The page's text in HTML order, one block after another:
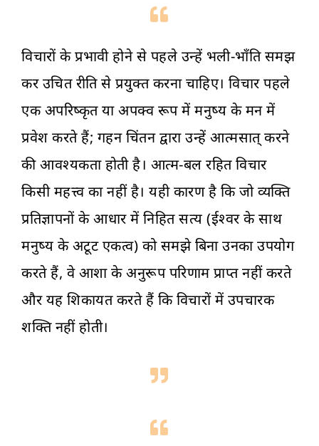
विचारों के प्रभावी होने से पहले उन्हें भली-भाँति समझ
कर उचित रीति से प्रयुक्त करना चाहिए। विचार पहले
एक अपरिष्कृत या अपक्व रूप में मनुष्य के मन में
प्रवेश करते हैं; गहन चिंतन द्वारा उन्हें आत्मसात् करने
की आवश्यकता होती है। आत्म-बल रहित विचार
किसी महत्त्व का नहीं है। यही कारण है कि जो व्यक्ति
प्रतिज्ञापनों के आधार में निहित सत्य (ईश्वर के साथ
मनुष्य के अटूट एकत्व) को समझे बिना उनका उपयोग
करते हैं, वे आशा के अनुरूप परिणाम प्राप्त नहीं करते
और यह शिकायत करते हैं कि विचारों में उपचारक
शक्ति नहीं होती।